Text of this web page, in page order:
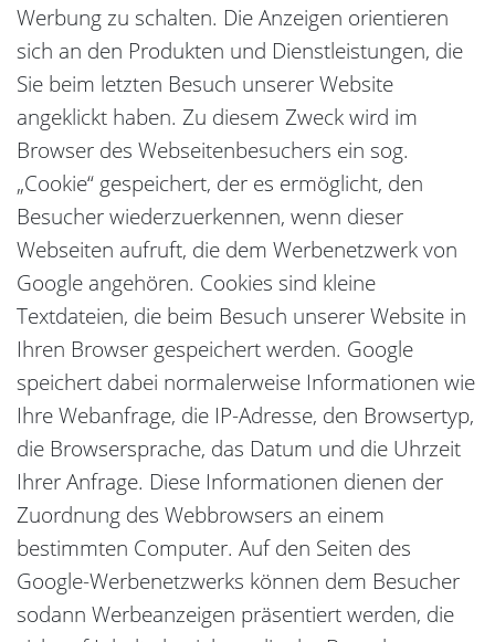
Werbung zu schalten. Die Anzeigen orientieren
sich an den Produkten und Dienstleistungen, die
Sie beim letzten Besuch unserer Website
angeklickt haben. Zu diesem Zweck wird im
Browser des Webseitenbesuchers ein sog.
„Cookie“ gespeichert, der es ermöglicht, den
Besucher wiederzuerkennen, wenn dieser
Webseiten aufruft, die dem Werbenetzwerk von
Google angehören. Cookies sind kleine
Textdateien, die beim Besuch unserer Website in
Ihren Browser gespeichert werden. Google
speichert dabei normalerweise Informationen wie
Ihre Webanfrage, die IP-Adresse, den Browsertyp,
die Browsersprache, das Datum und die Uhrzeit
Ihrer Anfrage. Diese Informationen dienen der
Zuordnung des Webbrowsers an einem
bestimmten Computer. Auf den Seiten des
Google-Werbenetzwerks können dem Besucher
sodann Werbeanzeigen präsentiert werden, die